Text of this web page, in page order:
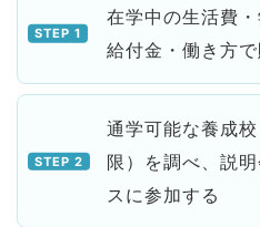
在学中の生活費
給付金・働き方
通学可能な養成
限）を調べ、説
スに参加する